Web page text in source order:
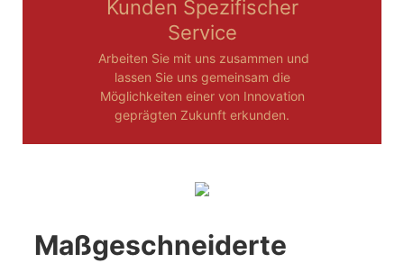
Kunden Spezifischer
Service
Arbeiten Sie mit uns zusammen und
lassen Sie uns gemeinsam die
Möglichkeiten einer von Innovation
geprägten Zukunft erkunden.
Maßgeschneiderte